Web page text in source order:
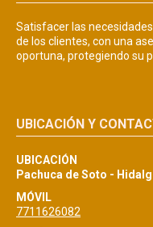
Satisfacer las
de los clientes, con una
oportuna, protegiendo su
UBICACIÓN Y
UBICACIÓN
Pachuca de Soto -
MÓVIL
7711626082